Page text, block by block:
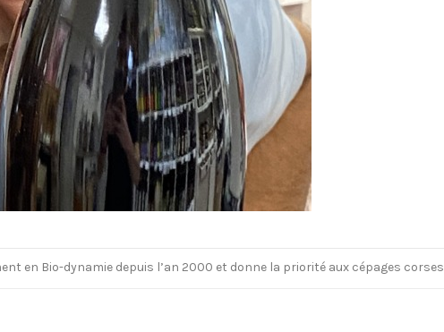
en Bio-dynamie depuis l’an 2000 et donne la priorité aux cépages corses